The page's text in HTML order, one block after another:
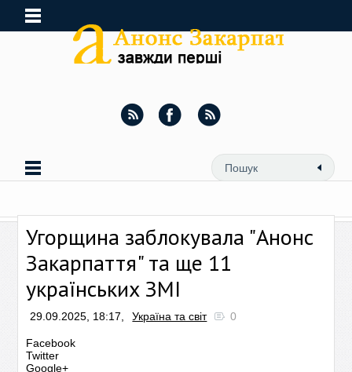
Угорщина заблокувала "Анонс
Закарпаття" та ще 11
українських ЗМІ
29.09.2025, 18:17, Україна та світ 0
Facebook
Twitter
Google+